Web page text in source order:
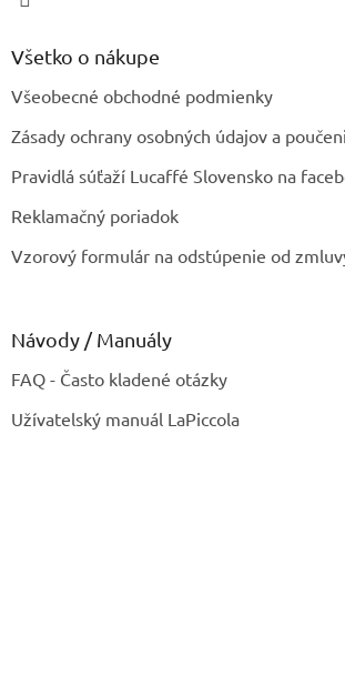
Všetko o nákupe
Všeobecné obchodné podmienky
Zásady ochrany osobných údajov a
Pravidlá súťaží Lucaffé Slovensko na
Reklamačný poriadok
Vzorový formulár na odstúpenie od
Návody / Manuály
FAQ - Často kladené otázky
Užívatelský manuál LaPiccola